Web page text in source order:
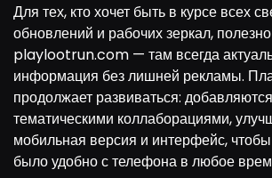
Для тех, кто хочет быть в курсе всех
обновлений и рабочих зеркал,
playlootrun.com — там всегда
информация без лишней рекламы.
продолжает развиваться:
тематическими коллаборациями,
мобильная версия и интерфейс, чтобы
было удобно с телефона в любое